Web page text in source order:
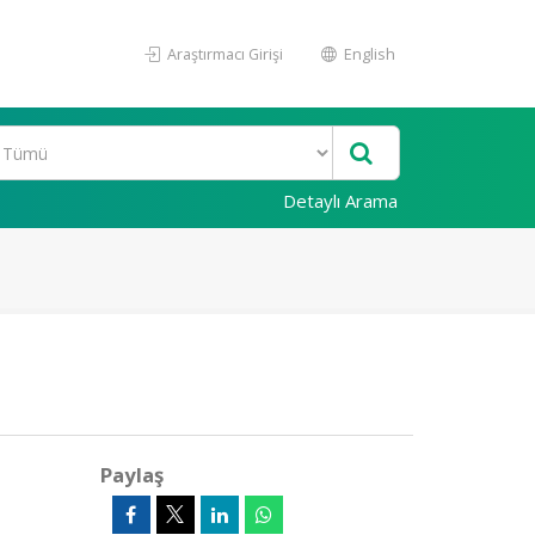
Araştırmacı Girişi English
Detaylı Arama
Paylaş